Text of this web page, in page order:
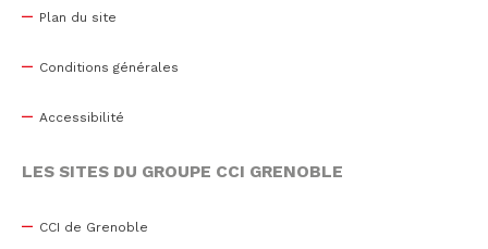
Plan du site
Conditions générales
Accessibilité
LES SITES DU GROUPE CCI GRENOBLE
CCI de Grenoble